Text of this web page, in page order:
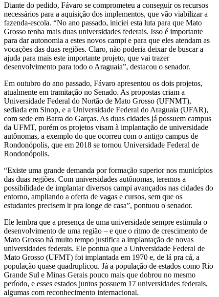
Diante do pedido, Fávaro se comprometeu a conseguir os recursos
necessários para a aquisição dos implementos, que vão viabilizar a
fazenda-escola. “No ano passado, iniciei esta luta para que Mato
Grosso tenha mais duas universidades federais. Isso é importante
para dar autonomia a estes novos campi e para que eles atendam as
vocações das duas regiões. Claro, não poderia deixar de buscar a
ajuda para mais este importante projeto, que vai trazer
desenvolvimento para todo o Araguaia”, destacou o senador.
Em outubro do ano passado, Fávaro apresentou os dois projetos,
atualmente em tramitação no Senado. As propostas criam a
Universidade Federal do Nortão de Mato Grosso (UFNMT),
sediada em Sinop, e a Universidade Federal do Araguaia (UFAR),
com sede em Barra do Garças. As duas cidades já possuem campus
da UFMT, porém os projetos visam à implantação de universidade
autônomas, a exemplo do que ocorreu com o antigo campus de
Rondonópolis, que em 2018 se tornou Universidade Federal de
Rondonópolis.
“Existe uma grande demanda por formação superior nos municípios
das duas regiões. Com universidades autônomas, teremos a
possibilidade de implantar diversos campi avançados nas cidades do
entorno, ampliando a oferta de vagas e cursos, sem que os
estudantes precisem ir pra longe de casa”, pontuou o senador.
Ele lembra que a presença de uma universidade sempre estimula o
desenvolvimento de uma região – e que o ritmo de crescimento de
Mato Grosso há muito tempo justifica a implantação de novas
universidades federais. Ele pontua que a Universidade Federal de
Mato Grosso (UFMT) foi implantada em 1970 e, de lá pra cá, a
população quase quadruplicou. Já a população de estados como Rio
Grande Sul e Minas Gerais pouco mais que dobrou no mesmo
período, e esses estados juntos possuem 17 universidades federais,
algumas com reconhecimento internacional.